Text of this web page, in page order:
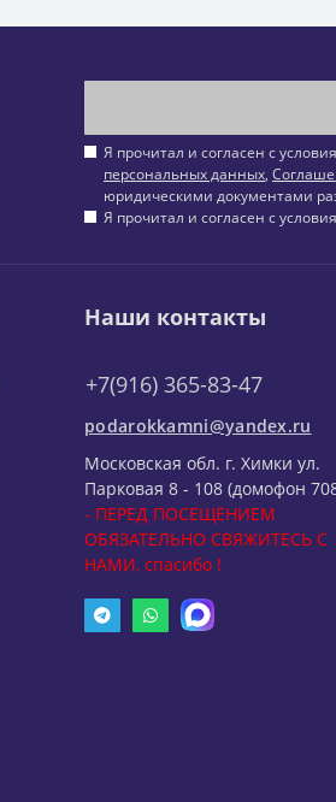
Я прочитал и согласен с
персональных данных,
юридическими документами
Я прочитал и согласен с
Наши контакты
+7(916) 365-83-47
podarokkamni@yandex.ru
Московская обл. г. Химки ул.
Парковая 8 - 108 (домофон
- ПЕРЕД ПОСЕЩЕНИЕМ
ОБЯЗАТЕЛЬНО СВЯЖИТЕСЬ С
НАМИ, спасибо !